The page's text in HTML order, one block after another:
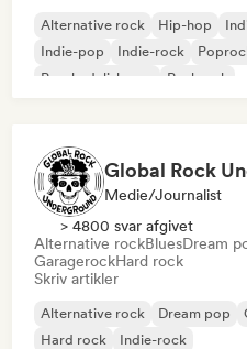
Alternative rock Hip-hop
Indie-pop
Indie-rock
Psychedelisk pop
Punkrock
Medie/journalist
> 4800 svar afgivet
Alternative rockBluesDream
GaragerockHard rock
Skriv artikler
Alternative rock Dream pop
Hard rock
Indie-rock